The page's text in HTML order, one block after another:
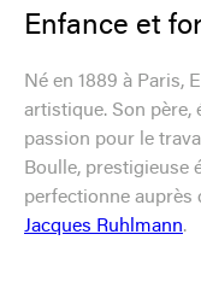
Enfance et
Né en 1889 à Paris,
artistique. Son père,
passion pour le
Boulle, prestigieuse
perfectionne auprès
Jacques Ruhlmann.